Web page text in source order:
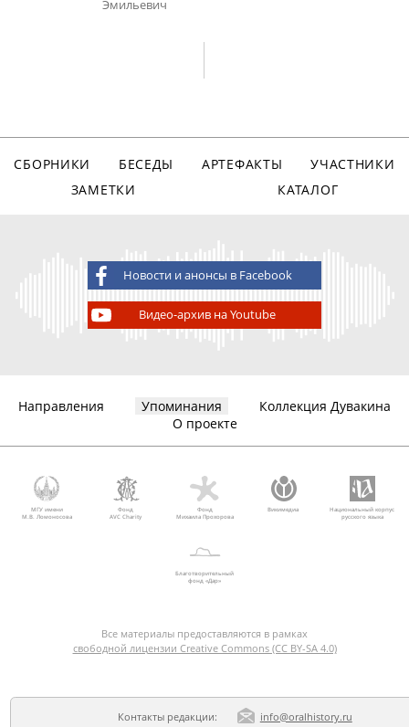
Эмильевич
СБОРНИКИ БЕСЕДЫ АРТЕФАКТЫ
УЧАСТНИКИ
ЗАМЕТКИ
КАТАЛОГ
Новости и анонсы в Facebook
Видео-архив на Youtube
Направления Упоминания
Коллекция Дувакина
О проекте
МГУ имени
М.В. Ломоносова
Фонд
AVC Charity
Фонд
Михаила Прохорова
Викимедиа
Национальный корпус
русского языка
Благотворительный
фонд «Дар»
Все материалы предоставляются в рамках
свободной лицензии Creative Commons (CC BY-SA 4.0)
Контакты редакции: info@oralhistory.ru